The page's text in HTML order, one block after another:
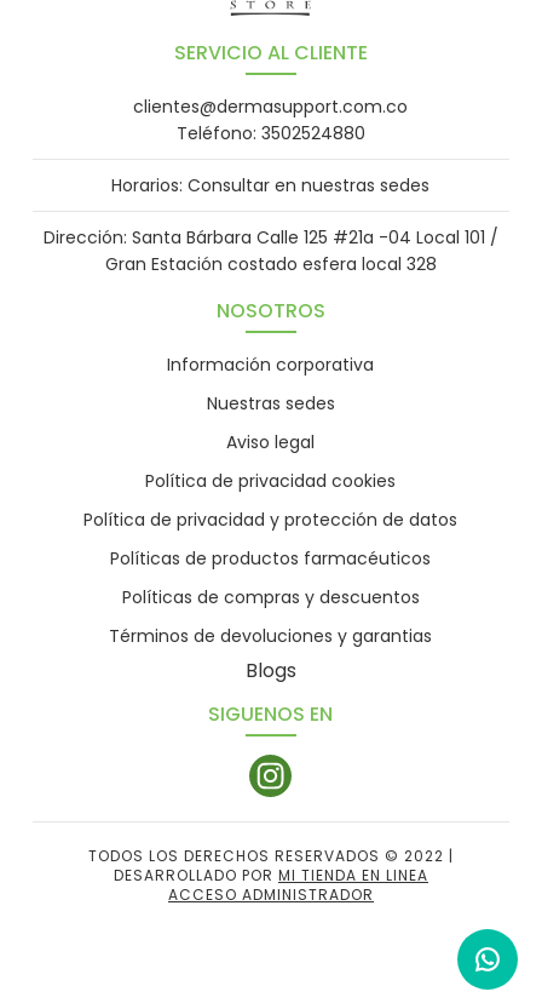
SERVICIO AL CLIENTE
clientes@dermasupport.com.co
Teléfono: 3502524880
Horarios: Consultar en nuestras sedes
Dirección: Santa Bárbara Calle 125 #21a -04 Local 101 /
Gran Estación costado esfera local 328
NOSOTROS
Información corporativa
Nuestras sedes
Aviso legal
Política de privacidad cookies
Política de privacidad y protección de datos
Políticas de productos farmacéuticos
Políticas de compras y descuentos
Términos de devoluciones y garantias
Blogs
SIGUENOS EN
TODOS LOS DERECHOS RESERVADOS © 2022 |
DESARROLLADO POR MI TIENDA EN LINEA
ACCESO ADMINISTRADOR